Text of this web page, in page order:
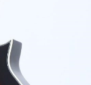
パーカッション